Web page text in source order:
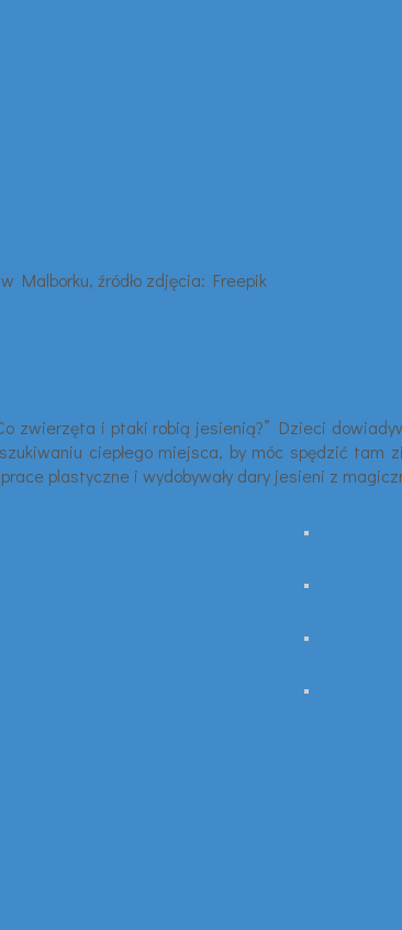
zwierzęta i ptaki robią jesienią?” Dzieci
ciepłego miejsca, by móc spędzić
plastyczne i wydobywały dary jesieni z